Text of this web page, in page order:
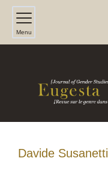
Menu
Davide Susanetti